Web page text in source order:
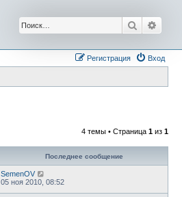
Поиск
Вход
Регистрация
4 темы • Страница 1 из 1
Последнее сообщение
SemenOV
05 ноя 2010, 08:52